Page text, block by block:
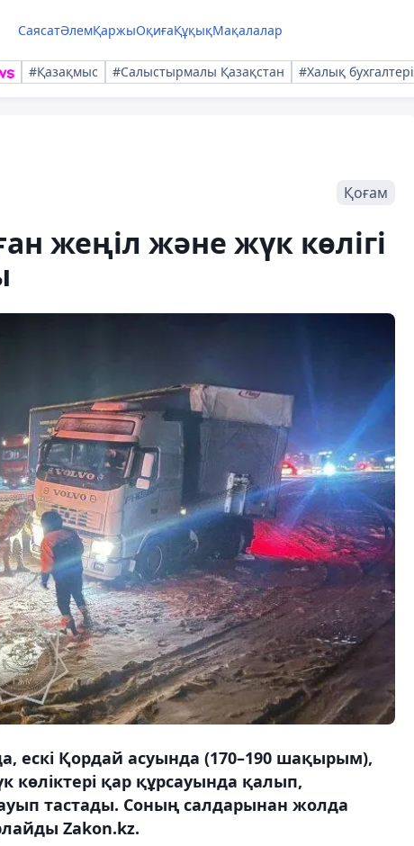
СаясатӘлемҚаржыОқиғаҚұқықМақалалар
#Қазақмыс #Салыстырмалы Қазақстан #Халық бухгалтері
Қоғам
жеңіл және жүк көлігі
Қордай асуында (170–190 шақырым),
қар құрсауында қалып,
тастады. Соның салдарынан жолда
Zakon.kz.